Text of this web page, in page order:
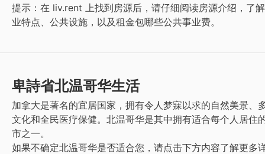
提示：在 liv.rent 上找到房源后，请仔细阅读房源介绍，了
业特点、公共设施，以及租金包哪些公共事业费。
卑詩省北温哥华生活
加拿大是著名的宜居国家，拥有令人梦寐以求的自然美景、
文化和全民医疗保健。 北温哥华是其中拥有适合每个人居住
市之一。
如果不确定北温哥华是否适合您，请点击下方内容了解更多